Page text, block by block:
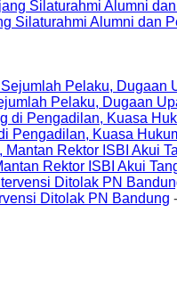
Silaturahmi Alumni dan
Pelaku, Dugaan
Pengadilan, Kuasa
Rektor ISBI Akui
Ditolak PN Bandung